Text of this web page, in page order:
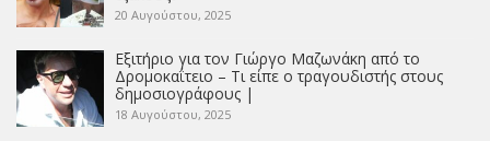
20 Αυγούστου, 2025
Εξιτήριο για τον Γιώργο Μαζωνάκη από το
Δρομοκαΐτειο – Τι είπε ο τραγουδιστής στους
δημοσιογράφους |
18 Αυγούστου, 2025